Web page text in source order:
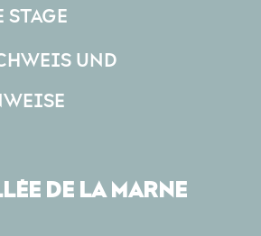
STAGE
UND
DE LA MARNE